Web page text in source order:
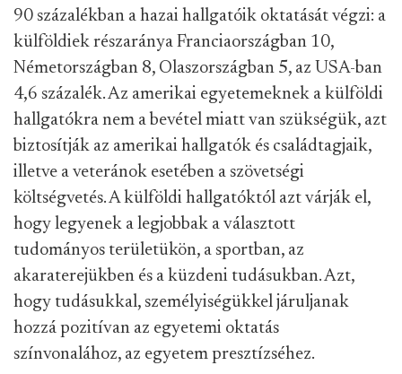
90 százalékban a hazai hallgatóik oktatását végzi: a
külföldiek részaránya Franciaországban 10,
Németországban 8, Olaszországban 5, az USA-ban
4,6 százalék. Az amerikai egyetemeknek a külföldi
hallgatókra nem a bevétel miatt van szükségük, azt
biztosítják az amerikai hallgatók és családtagjaik,
illetve a veteránok esetében a szövetségi
költségvetés. A külföldi hallgatóktól azt várják el,
hogy legyenek a legjobbak a választott
tudományos területükön, a sportban, az
akaraterejükben és a küzdeni tudásukban. Azt,
hogy tudásukkal, személyiségükkel járuljanak
hozzá pozitívan az egyetemi oktatás
színvonalához, az egyetem presztízséhez.